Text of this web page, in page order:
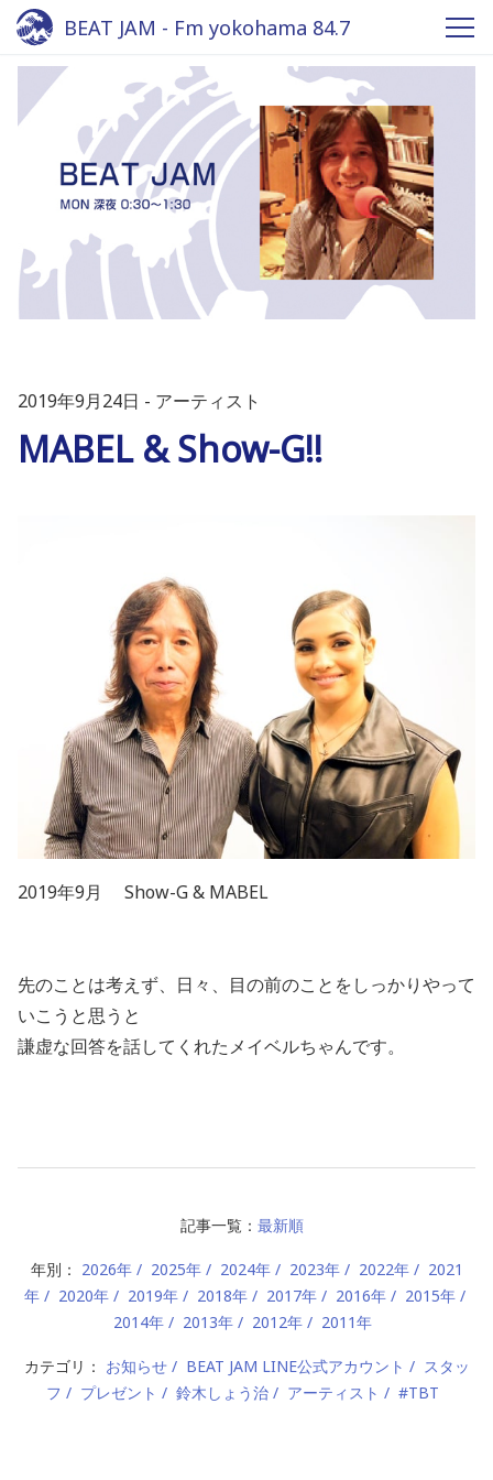
BEAT JAM - Fm yokohama 84.7
2019年9月24日 アーティスト
MABEL & Show-G!!
2019年9月 Show-G & MABEL
先のことは考えず、日々、目の前のことをしっかりやって
いこうと思うと
謙虚な回答を話してくれたメイベルちゃんです。
記事一覧： 最新順
年別： 2026年 2025年 2024年 2023年 2022年
2021
年
2020年 2019年 2018年 2017年 2016年
2015年
2014年
2013年 2012年 2011年
カテゴリ： お知らせ BEAT JAM LINE公式アカウント
スタッ
フ
プレゼント 鈴木しょう治 アーティスト #TBT